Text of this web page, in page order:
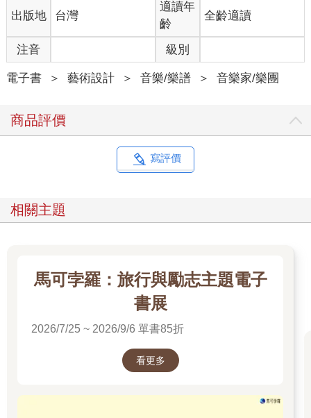
美國取得化學碩士。但計畫總趕不上變化。因為需要錢，她開始
打工，而且很快就發現，起薪最高的並非擁有理工學位的人，而
是選擇拿管理學位的。
很快地，她就不再考慮化學碩士了。她轉換專業方向，進入
管理顧問公司工作，負責以數學為基礎、評估並分析投資決策分
析。
她一直鍾愛數學，而數學也也讓她在華爾街更上一層樓，進
許多年。
已。她的薪水很高，卻非常節儉。「我是個很有企圖心的職業女
性。」她回憶道，至少當時是如此。但幾年後她就發現，在華爾
街晉升到重要職位的女性絕大多數沒有小孩。她眼看著這些出色
的女性一早鑽進華爾街一棟棟高樓的旋轉門，直到天黑之後許
久，才又拖著疲憊的身軀走出旋轉門。這正是她自己的寫照，於
是她決定離開金融界，趕緊生小孩，免得再拖下去就來不及了。
沒想過這些事意味著什麼。但三十五歲那年，這一點有了變化。
出版地 台灣
適讀年
齡
全齡適讀
注音 級別
電子書 ＞ 藝術設計 ＞ 音樂/樂譜 ＞ 音樂家/樂團
商品評價
寫評價
相關主題
馬可孛羅：旅行與勵志主題電子
書展
2026/7/25 ~ 2026/9/6 單書85折
看更多